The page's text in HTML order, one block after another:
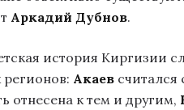
Аркадий Дубнов.
история Киргизии
регионов: Акаев считался
отнесена к тем и другим,